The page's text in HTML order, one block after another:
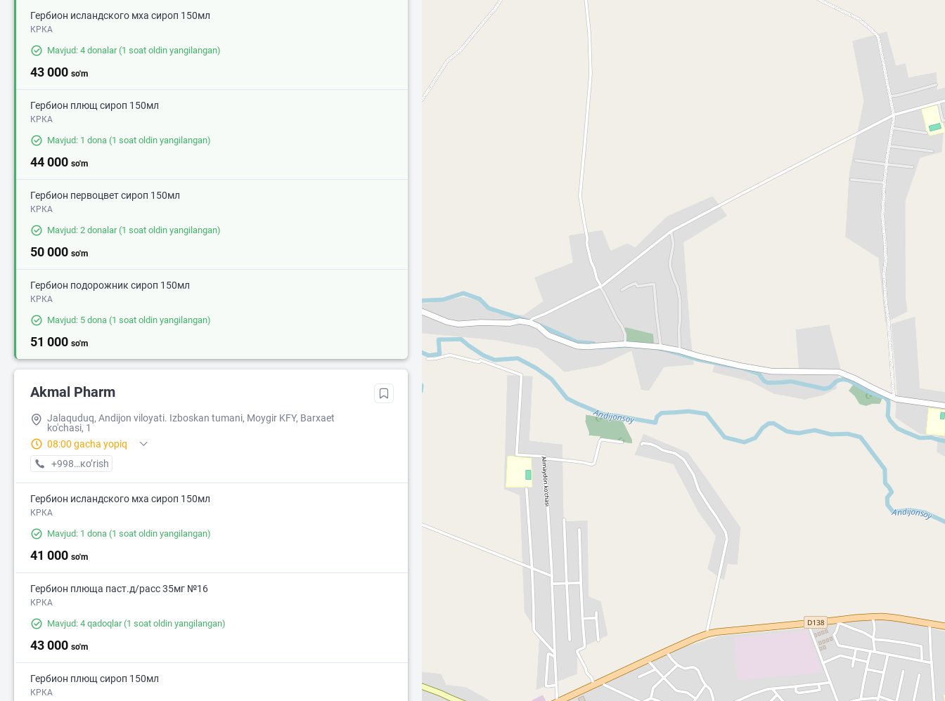
Гербион исландского мха сироп 150мл
КРКА
Mavjud: 4 donalar(1 soat oldin yangilangan)
43 000 so'm
Гербион плющ сироп 150мл
КРКА
Mavjud: 1 dona (1 soat oldin yangilangan)
44 000 so'm
Гербион первоцвет сироп 150мл
КРКА
Mavjud: 2 donalar(1 soat oldin yangilangan)
50 000 so'm
Гербион подорожник сироп 150мл
КРКА
Mavjud: 5 dona (1 soat oldin yangilangan)
51 000 so'm
Akmal Pharm
Jalaquduq, Andijon viloyati. Izboskan tumani, Moygir KFY, Barxaet
ko'chasi, 1
08:00 gacha yopiq
+998 (90) XXX-XX-XX
кo’rish
Гербион исландского мха сироп 150мл
КРКА
Mavjud: 1 dona (1 soat oldin yangilangan)
41 000 so'm
Гербион плюща паст.д/расс 35мг №16
КРКА
Mavjud: 4 qadoqlar(1 soat oldin yangilangan)
43 000 so'm
Гербион плющ сироп 150мл
КРКА